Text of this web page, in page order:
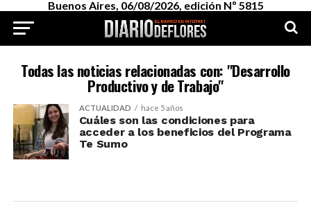
Buenos Aires, 06/08/2026, edición Nº 5815
Todas las noticias relacionadas con: "Desarrollo
Productivo y de Trabajo"
ACTUALIDAD hace 5 años
Cuáles son las condiciones para
acceder a los beneficios del Programa
Te Sumo